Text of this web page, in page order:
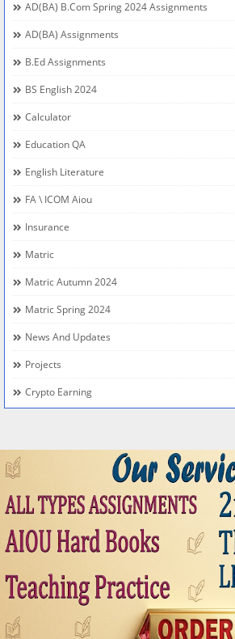
AD(BA) B.com Spring 2024 Assignments
AD(BA) Assignments
B.Ed Assignments
BS English 2024
Calculator
Education QA
English Literature
FA \ ICOM Aiou
Insurance
Matric
Matric Autumn 2024
Matric Spring 2024
News And Updates
Projects
Crypto Earning